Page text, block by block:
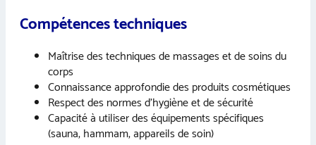
Compétences techniques
Maîtrise des techniques de massages et de soins du
corps
Connaissance approfondie des produits cosmétiques
Respect des normes d’hygiène et de sécurité
Capacité à utiliser des équipements spécifiques
(sauna, hammam, appareils de soin)